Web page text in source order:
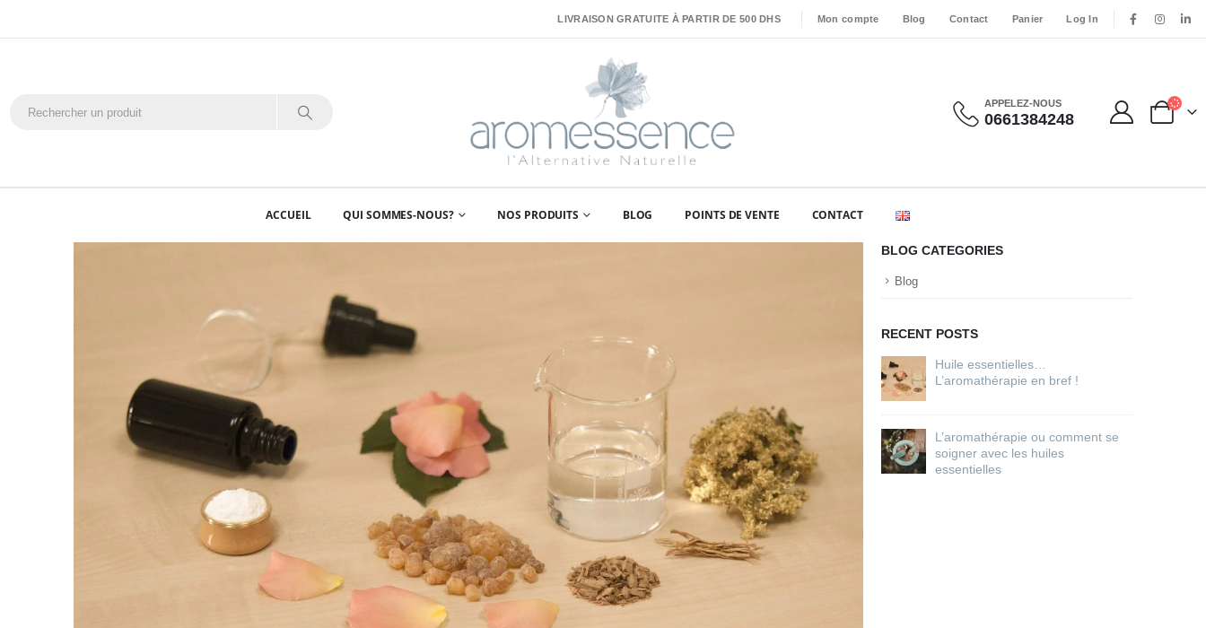
LIVRAISON GRATUITE À PARTIR DE 500 DHS Mon compte Blog Contact Panier Log In
APPELEZ-NOUS
0661384248
ACCUEIL QUI SOMMES-NOUS? NOS PRODUITS BLOG POINTS DE VENTE CONTACT
BLOG CATEGORIES
Blog
RECENT POSTS
Huile essentielles…
L’aromathérapie en bref !
L’aromathérapie ou comment se
soigner avec les huiles
essentielles